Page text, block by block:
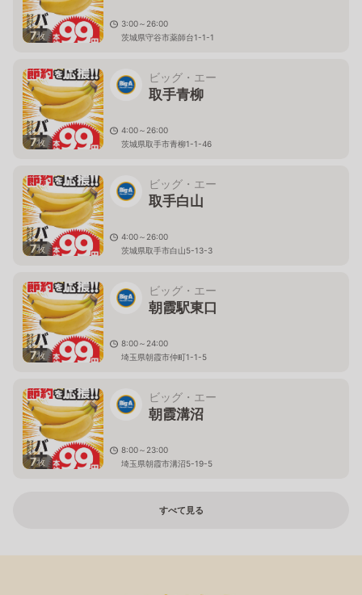
7枚
3:00～26:00
茨城県守谷市薬師台1-1-1
7枚
ビッグ・エー
取手青柳
4:00～26:00
茨城県取手市青柳1-1-46
7枚
ビッグ・エー
取手白山
4:00～26:00
茨城県取手市白山5-13-3
7枚
ビッグ・エー
朝霞駅東口
8:00～24:00
埼玉県朝霞市仲町1-1-5
7枚
ビッグ・エー
朝霞溝沼
8:00～23:00
埼玉県朝霞市溝沼5-19-5
すべて見る